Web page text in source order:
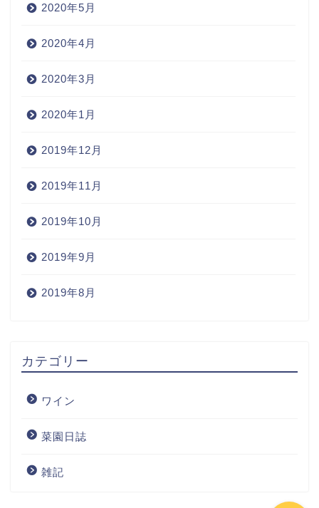
2020年5月
2020年4月
2020年3月
2020年1月
2019年12月
2019年11月
2019年10月
2019年9月
2019年8月
カテゴリー
ワイン
菜園日誌
雑記
Wine